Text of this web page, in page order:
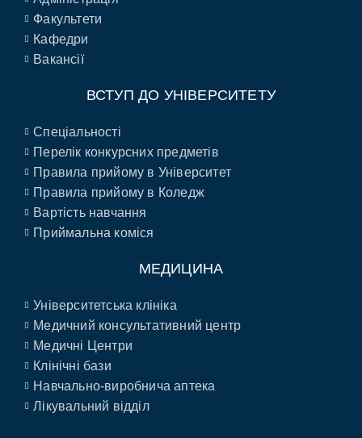
Факультети
Кафедри
Вакансії
ВСТУП ДО УНІВЕРСИТЕТУ
Спеціальності
Перелік конкурсних предметів
Правила прийому в Університет
Правила прийому в Коледж
Вартість навчання
Приймальна коміся
МЕДИЦИНА
Університетська клініка
Медичний консультативний центр
Медичні Центри
Клінічні бази
Навчально-виробнича аптека
Лікувальний відділ